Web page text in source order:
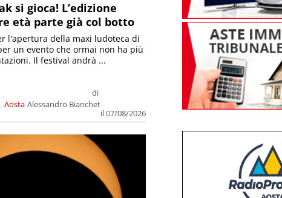
si gioca! L’edizione
età parte già col botto
Aosta
di
Alessandro Bianchet
il 07/08/2026
l'apertura della maxi ludoteca di
un evento che ormai non ha più
Il festival andrà ...